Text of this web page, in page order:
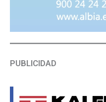
PUBLICIDAD